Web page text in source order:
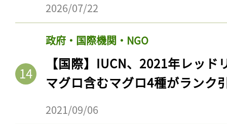
2026/07/22
政府・国際機関・NGO
【国際】IUCN、2021年レッ
マグロ含むマグロ4種がランク
2021/09/06
会員登録